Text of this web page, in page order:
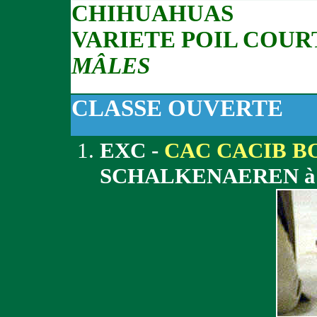
CHIHUAHUAS
VARIETE POIL
MÂLES
CLASSE OUVERTE
EXC - CAC CACIB
SCHALKENAEREN